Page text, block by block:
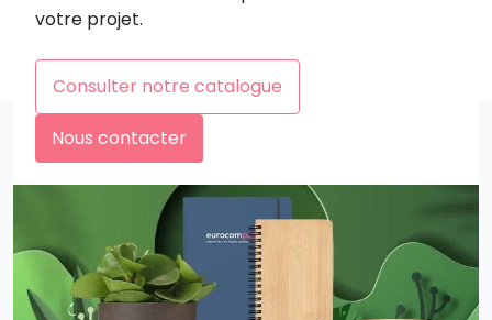
votre projet.
Consulter notre catalogue
Nous contacter